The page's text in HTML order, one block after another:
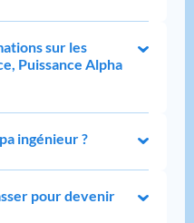
sur les
Puissance Alpha
ingénieur ?
pour devenir